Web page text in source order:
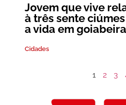
Jovem que vive
à três sente
a vida em goiabeira
Cidades
1 2 3